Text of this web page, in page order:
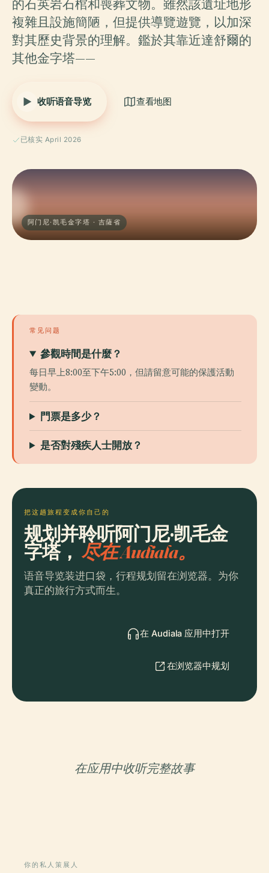
的石英岩石棺和喪葬文物。雖然該遺址地形
複雜且設施簡陋，但提供導覽遊覽，以加深
對其歷史背景的理解。鑑於其靠近達舒爾的
其他金字塔——
收听语音导览 查看地图
已核实 April 2026
阿门尼·凯毛金字塔 · 吉薩省
常见问题
參觀時間是什麼？
每日早上8:00至下午5:00，但請留意可能的保護活動
變動。
門票是多少？
是否對殘疾人士開放？
把这趟旅程变成你自己的
规划并聆听阿门尼·凯毛金
字塔， 尽在 Audiala。
语音导览装进口袋，行程规划留在浏览器。为你
真正的旅行方式而生。
在 Audiala 应用中打开
在浏览器中规划
在应用中收听完整故事
你的私人策展人